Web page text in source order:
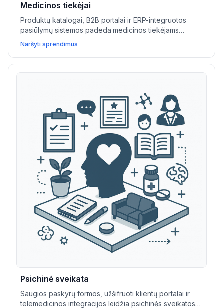
Medicinos tiekėjai
Produktų katalogai, B2B portalai ir ERP-integruotos
pasiūlymų sistemos padeda medicinos tiekėjams
efektyviau valdyti užsakymus, pagrindines sąskaitas ir
gerinti dokumentų valdymą.
Naršyti sprendimus
Psichinė sveikata
Saugios paskyrų formos, užšifruoti klientų portalai ir
telemedicinos integracijos leidžia psichinės sveikatos